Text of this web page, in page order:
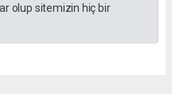
olup sitemizin hiç bir